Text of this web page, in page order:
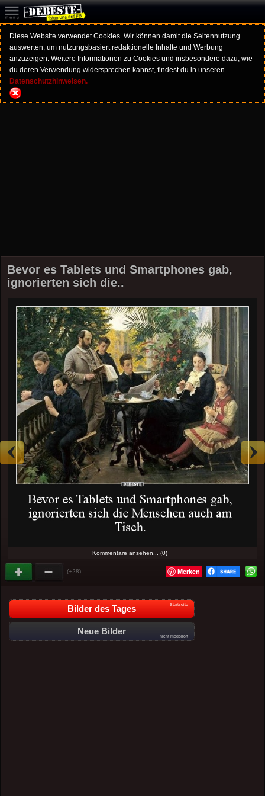
Diese Website verwendet Cookies. Wir können damit die Seitennutzung
auswerten, um nutzungsbasiert redaktionelle Inhalte und Werbung
anzuzeigen. Weitere Informationen zu Cookies und insbesondere dazu, wie
du deren Verwendung widersprechen kannst, findest du in unseren
Datenschutzhinweisen.
Bevor es Tablets und Smartphones gab,
ignorierten sich die..
Kommentare ansehen... (0)
(+28) Merken
Bilder des Tages Startseite
Neue Bilder
nicht moderiert